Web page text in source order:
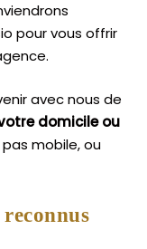
pour vous offrir
avec nous de
domicile ou
pas mobile, ou